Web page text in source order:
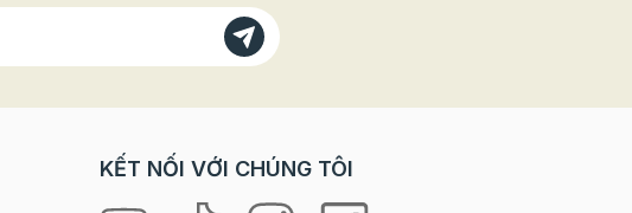
KẾT NỐI VỚI CHÚNG TÔI